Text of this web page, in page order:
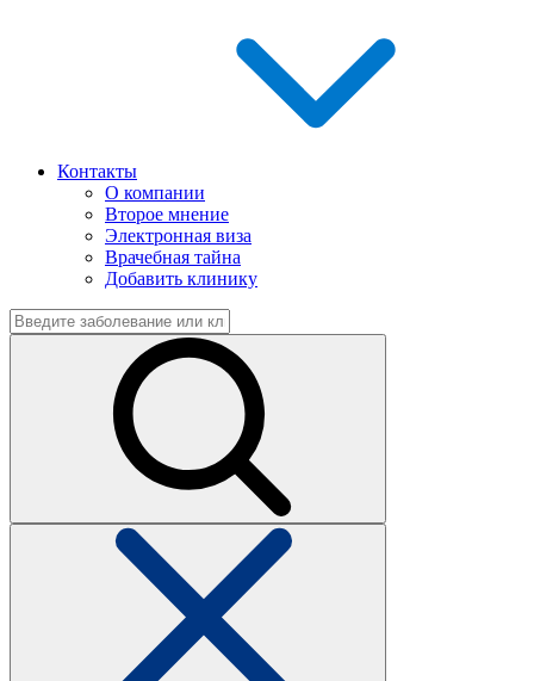
Контакты
О компании
Второе мнение
Электронная виза
Врачебная тайна
Добавить клинику